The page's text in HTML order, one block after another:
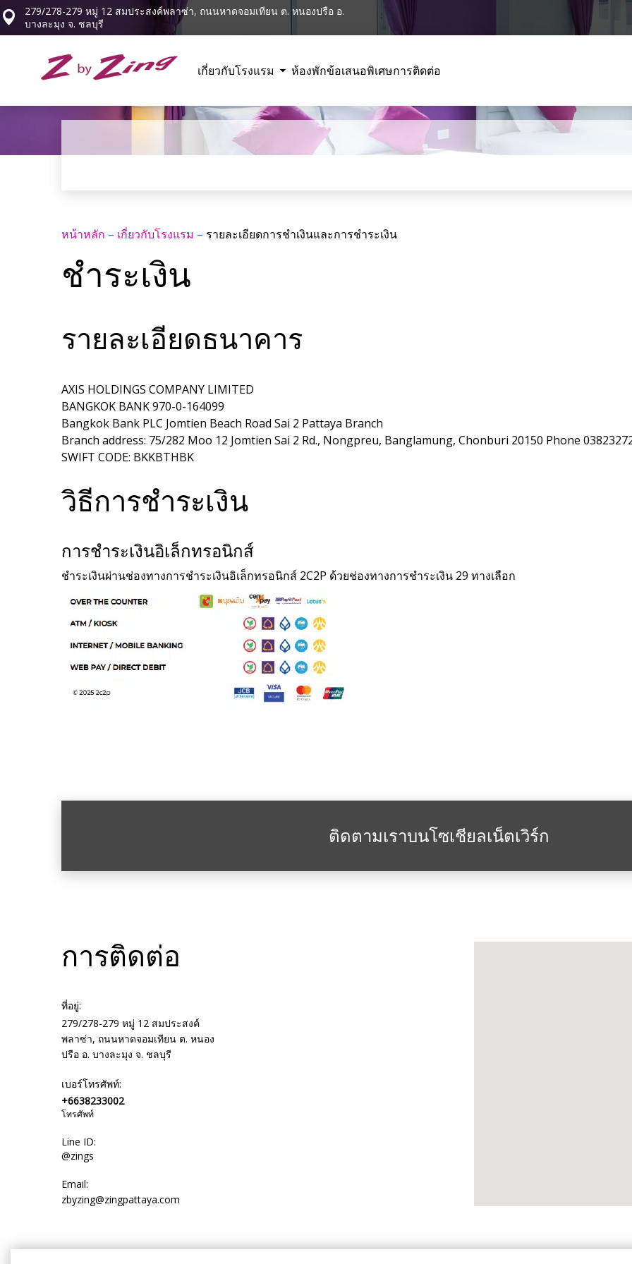
279/278-279 หมู่ 12 สมประสงค์พลาซ่า, ถนนหาดจอมเทียน ต. หนองปรือ อ.
บางละมุง จ. ชลบุรี
เกี่ยวกับโรงแรม ห้องพักข้อเสนอพิเศษการติดต่อ
หน้าหลัก – เกี่ยวกับโรงแรม – รายละเอียดการชำเงินและการชำระเงิน
ชำระเงิน
รายละเอียดธนาคาร
AXIS HOLDINGS COMPANY LIMITED
BANGKOK BANK 970-0-164099
Bangkok Bank PLC Jomtien Beach Road Sai 2 Pattaya Branch
Branch address: 75/282 Moo 12 Jomtien Sai 2 Rd., Nongpreu, Banglamung, Chonburi 20150 Phone
SWIFT CODE: BKKBTHBK
วิธีการชำระเงิน
การชำระเงินอิเล็กทรอนิกส์
ชำระเงินผ่านช่องทางการชำระเงินอิเล็กทรอนิกส์ 2C2P ด้วยช่องทางการชำระเงิน 29 ทางเลือก
ติดตามเราบนโซเชียลเน็ตเวิร์ก
การติดต่อ
ที่อยู่:
279/278-279 หมู่ 12 สมประสงค์
พลาซ่า, ถนนหาดจอมเทียน ต. หนอง
ปรือ อ. บางละมุง จ. ชลบุรี
เบอร์โทรศัพท์:
+6638233002
โทรศัพท์
Line ID:
@zings
Email:
zbyzing@zingpattaya.com